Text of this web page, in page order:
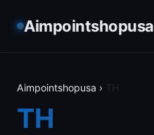
Aimpointshopusa
Aimpointshopusa ›
TH